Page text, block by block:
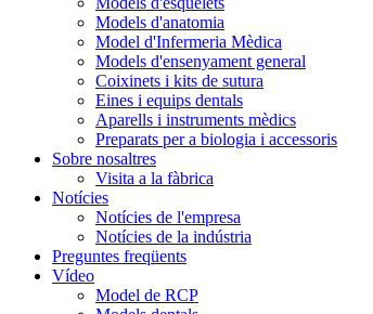
Models d'anatomia
Model d'Infermeria Mèdica
Models d'ensenyament general
Coixinets i kits de sutura
Eines i equips dentals
Aparells i instruments mèdics
Preparats per a biologia i accessoris
Sobre nosaltres
Visita a la fàbrica
Notícies
Notícies de l'empresa
Notícies de la indústria
Preguntes freqüents
Vídeo
Model de RCP